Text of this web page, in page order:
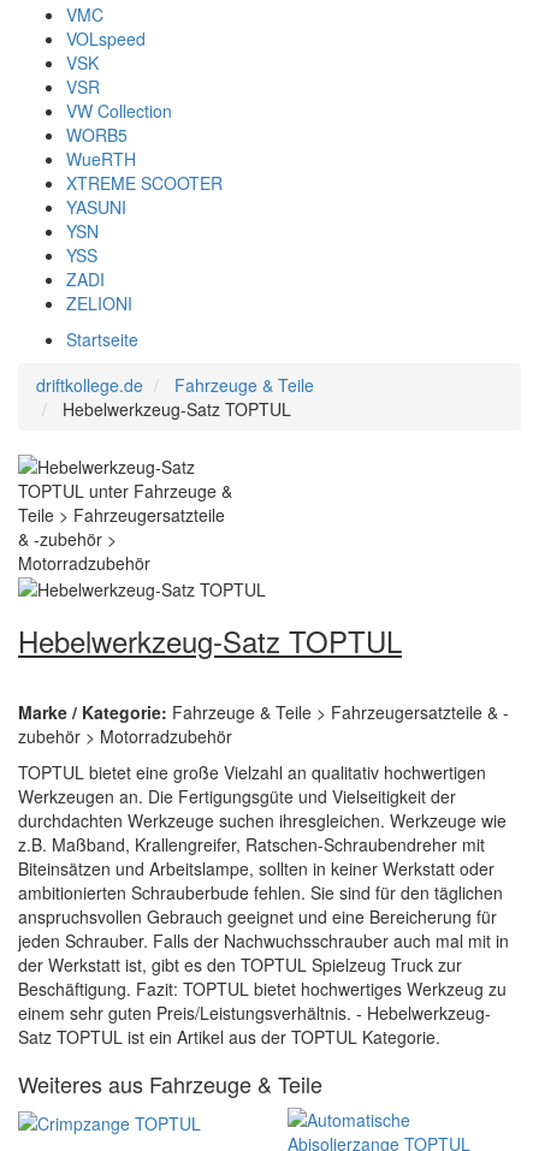
VMC
VOLspeed
VSK
VSR
VW Collection
WORB5
WueRTH
XTREME SCOOTER
YASUNI
YSN
YSS
ZADI
ZELIONI
Startseite
driftkollege.de
Fahrzeuge & Teile
Hebelwerkzeug-Satz TOPTUL
Hebelwerkzeug-Satz TOPTUL
Marke / Kategorie: Fahrzeuge & Teile > Fahrzeugersatzteile & -
zubehör > Motorradzubehör
TOPTUL bietet eine große Vielzahl an qualitativ hochwertigen
Werkzeugen an. Die Fertigungsgüte und Vielseitigkeit der
durchdachten Werkzeuge suchen ihresgleichen. Werkzeuge wie
z.B. Maßband, Krallengreifer, Ratschen-Schraubendreher mit
Biteinsätzen und Arbeitslampe, sollten in keiner Werkstatt oder
ambitionierten Schrauberbude fehlen. Sie sind für den täglichen
anspruchsvollen Gebrauch geeignet und eine Bereicherung für
jeden Schrauber. Falls der Nachwuchsschrauber auch mal mit in
der Werkstatt ist, gibt es den TOPTUL Spielzeug Truck zur
Beschäftigung. Fazit: TOPTUL bietet hochwertiges Werkzeug zu
einem sehr guten Preis/Leistungsverhältnis. - Hebelwerkzeug-
Satz TOPTUL ist ein Artikel aus der TOPTUL Kategorie.
Weiteres aus Fahrzeuge & Teile